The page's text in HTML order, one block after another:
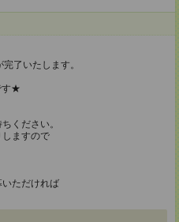
了いたします。
す★
ください。
ますので
ただければ